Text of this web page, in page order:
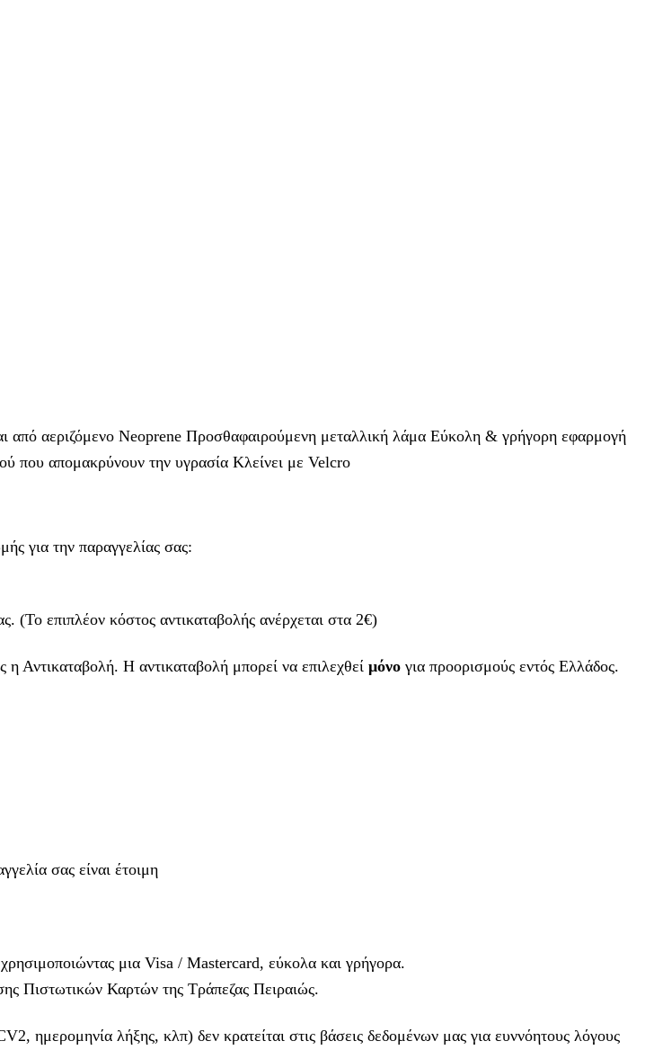
αεριζόμενο Neoprene Προσθαφαιρούμενη μεταλλική λάμα Εύκολη & γρήγορη εφαρμογή
που απομακρύνουν την υγρασία Κλείνει με Velcro
για την παραγγελίας σας:
(Το επιπλέον κόστος αντικαταβολής ανέρχεται στα 2€)
η Αντικαταβολή. Η αντικαταβολή μπορεί να επιλεχθεί μόνο για προορισμούς εντός Ελλάδος.
σας είναι έτοιμη
μια Visa / Mastercard, εύκολα και γρήγορα.
Πιστωτικών Καρτών της Τράπεζας Πειραιώς.
ημερομηνία λήξης, κλπ) δεν κρατείται στις βάσεις δεδομένων μας για ευννόητους λόγους